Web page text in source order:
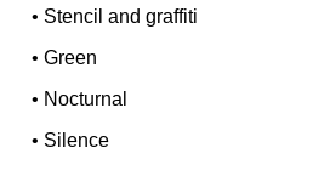
• Stencil and graffiti
•Green
• Nocturnal
• Silence